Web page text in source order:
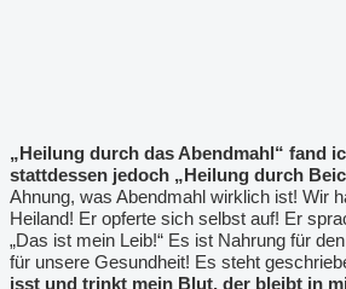
„Heilung durch das Abendmahl“ fand
stattdessen jedoch „Heilung durch
Ahnung, was Abendmahl wirklich ist! Wir
Heiland! Er opferte sich selbst auf! Er
„Das ist mein Leib!“ Es ist Nahrung für
für unsere Gesundheit! Es steht
isst und trinkt mein Blut, der bleibt in